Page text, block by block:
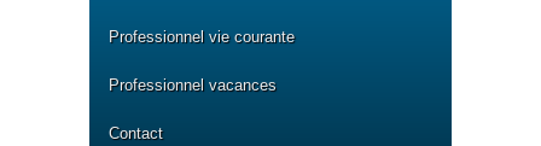
Professionnel vie courante
Professionnel vacances
Contact